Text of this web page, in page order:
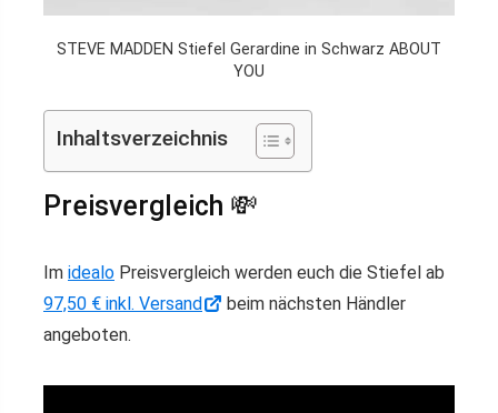
STEVE MADDEN Stiefel Gerardine in Schwarz ABOUT
YOU
Inhaltsverzeichnis
Preisvergleich 💸
Im idealo Preisvergleich werden euch die Stiefel ab
97,50 € inkl. Versand
beim nächsten Händler
angeboten.